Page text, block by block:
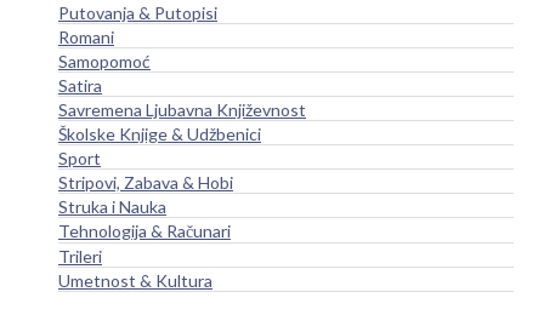
Putovanja & Putopisi
Romani
Samopomoć
Satira
Savremena Ljubavna Književnost
Školske Knjige & Udžbenici
Sport
Stripovi, Zabava & Hobi
Struka i Nauka
Tehnologija & Računari
Trileri
Umetnost & Kultura